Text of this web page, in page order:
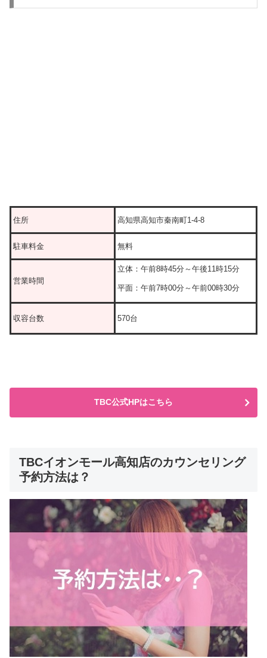
住所 高知県高知市秦南町1-4-8
駐車料金 無料
営業時間
立体：午前8時45分～午後11時15分
平面：午前7時00分～午前00時30分
収容台数 570台
TBC公式HPはこちら
TBCイオンモール高知店のカウンセリング
予約方法は？